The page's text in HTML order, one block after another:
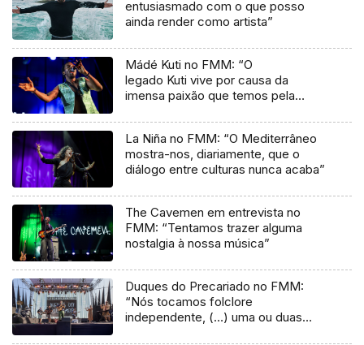
entusiasmado com o que posso
ainda render como artista”
Mádé Kuti no FMM: “O
legado Kuti vive por causa da
imensa paixão que temos pela
La Niña no FMM: “O Mediterrâneo
mostra-nos, diariamente, que o
diálogo entre culturas nunca acaba”
The Cavemen em entrevista no
FMM: “Tentamos trazer alguma
nostalgia à nossa música”
Duques do Precariado no FMM:
“Nós tocamos folclore
independente, (…) uma ou duas